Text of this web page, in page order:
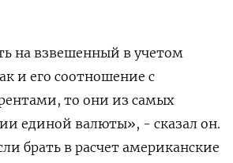
на взвешенный в учетом
и его соотношение с
то они из самых
единой валюты», - сказал он.
брать в расчет американские